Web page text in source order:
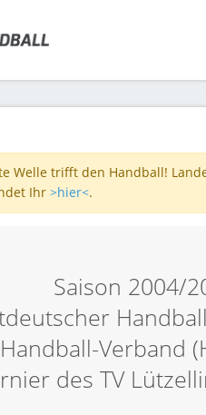
Welle trifft den Handball!
Ihr >hier<.
Saison 2004/
Verband
des TV